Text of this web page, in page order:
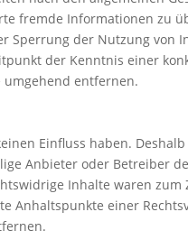
fremde Informationen zu
der Nutzung von
der Kenntnis einer
umgehend entfernen.
Einfluss haben.
Anbieter oder Betreiber
Inhalte waren
Anhaltspunkte einer